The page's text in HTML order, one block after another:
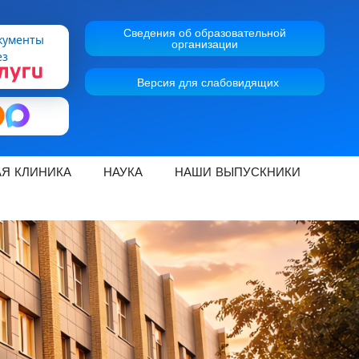
Сведения об образовательной
организации
Версия для слабовидящих
КЛИНИКА НАУКА НАШИ ВЫПУСКНИКИ